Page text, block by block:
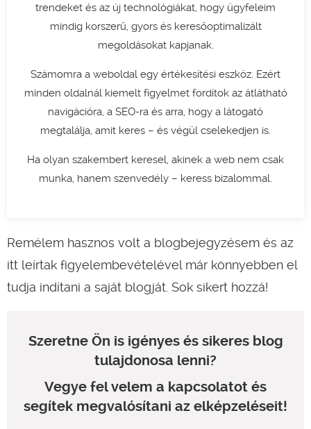
trendeket és az új technológiákat, hogy ügyfeleim
mindig korszerű, gyors és keresőoptimalizált
megoldásokat kapjanak.
Számomra a weboldal egy értékesítési eszköz. Ezért
minden oldalnál kiemelt figyelmet fordítok az átlátható
navigációra, a SEO-ra és arra, hogy a látogató
megtalálja, amit keres – és végül cselekedjen is.
Ha olyan szakembert keresel, akinek a web nem csak
munka, hanem szenvedély – keress bizalommal.
Remélem hasznos volt a blogbejegyzésem és az
itt leírtak figyelembevételével már könnyebben el
tudja indítani a saját blogját. Sok sikert hozzá!
Szeretne Ön is igényes és sikeres blog
tulajdonosa lenni?
Vegye fel velem a kapcsolatot és
segítek megvalósítani az elképzeléseit!